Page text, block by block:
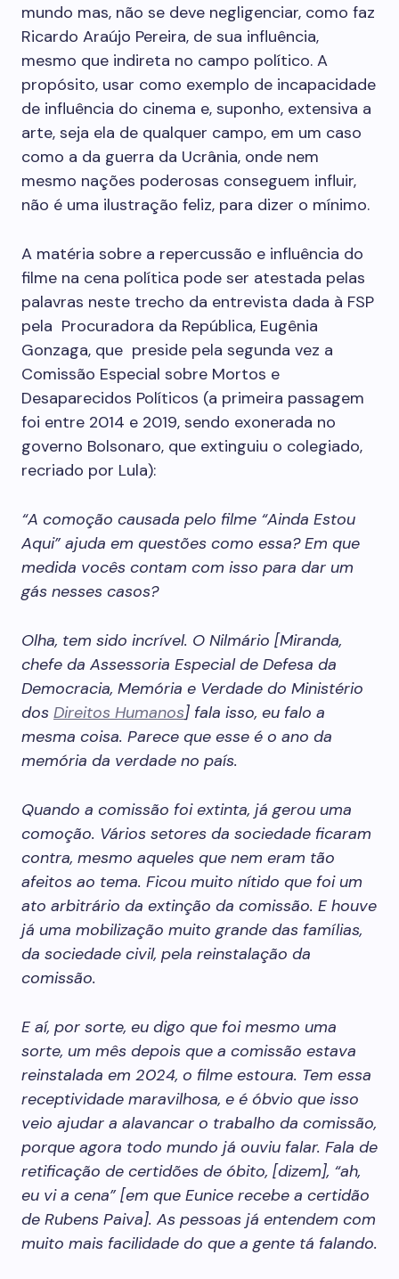
mundo mas, não se deve negligenciar, como faz
Ricardo Araújo Pereira, de sua influência,
mesmo que indireta no campo político. A
propósito, usar como exemplo de incapacidade
de influência do cinema e, suponho, extensiva a
arte, seja ela de qualquer campo, em um caso
como a da guerra da Ucrânia, onde nem
mesmo nações poderosas conseguem influir,
não é uma ilustração feliz, para dizer o mínimo.
A matéria sobre a repercussão e influência do
filme na cena política pode ser atestada pelas
palavras neste trecho da entrevista dada à FSP
pela Procuradora da República, Eugênia
Gonzaga, que preside pela segunda vez a
Comissão Especial sobre Mortos e
Desaparecidos Políticos (a primeira passagem
foi entre 2014 e 2019, sendo exonerada no
governo Bolsonaro, que extinguiu o colegiado,
recriado por Lula):
“A comoção causada pelo filme “Ainda Estou
Aqui” ajuda em questões como essa? Em que
medida vocês contam com isso para dar um
gás nesses casos?
Olha, tem sido incrível. O Nilmário [Miranda,
chefe da Assessoria Especial de Defesa da
Democracia, Memória e Verdade do Ministério
dos Direitos Humanos] fala isso, eu falo a
mesma coisa. Parece que esse é o ano da
memória da verdade no país.
Quando a comissão foi extinta, já gerou uma
comoção. Vários setores da sociedade ficaram
contra, mesmo aqueles que nem eram tão
afeitos ao tema. Ficou muito nítido que foi um
ato arbitrário da extinção da comissão. E houve
já uma mobilização muito grande das famílias,
da sociedade civil, pela reinstalação da
comissão.
E aí, por sorte, eu digo que foi mesmo uma
sorte, um mês depois que a comissão estava
reinstalada em 2024, o filme estoura. Tem essa
receptividade maravilhosa, e é óbvio que isso
veio ajudar a alavancar o trabalho da comissão,
porque agora todo mundo já ouviu falar. Fala de
retificação de certidões de óbito, [dizem], “ah,
eu vi a cena” [em que Eunice recebe a certidão
de Rubens Paiva]. As pessoas já entendem com
muito mais facilidade do que a gente tá falando.